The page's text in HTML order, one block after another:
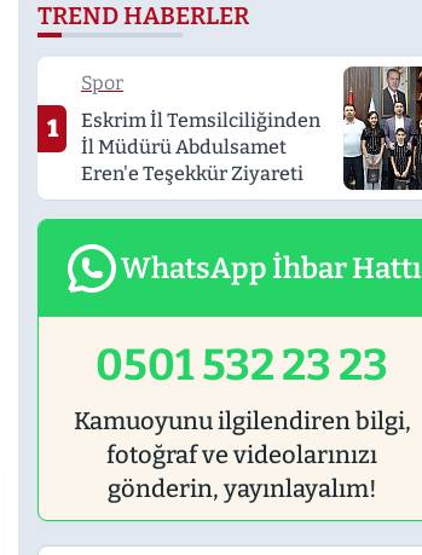
TREND HABERLER
1
Spor
Eskrim İl Temsilciliğinden
İl Müdürü Abdulsamet
Eren'e Teşekkür Ziyareti
WhatsApp İhbar Hattı
0501 532 23 23
Kamuoyunu ilgilendiren bilgi,
fotoğraf ve videolarınızı
gönderin, yayınlayalım!